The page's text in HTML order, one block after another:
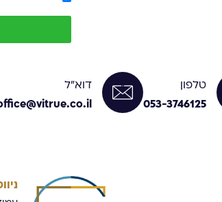
טלפון
053-3746125
דוא"ל